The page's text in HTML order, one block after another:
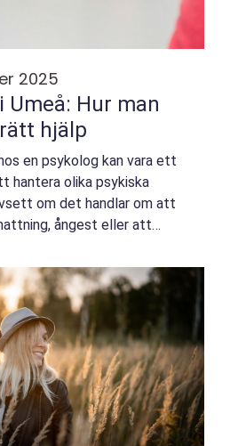
2025
Umeå: Hur man
hjälp
en psykolog kan vara ett
hantera olika psykiska
om det handlar om att
ångest eller att